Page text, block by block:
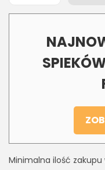
Minimalna ilość zakupu